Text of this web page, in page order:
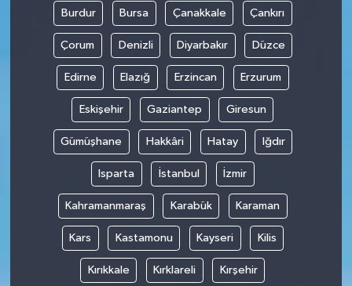
Burdur Bursa Çanakkale Çankırı
Çorum Denizli Diyarbakır Düzce
Edirne Elazığ Erzincan Erzurum
Eskişehir Gaziantep Giresun
Gümüşhane Hakkâri Hatay Iğdır
Isparta İstanbul İzmir
Kahramanmaraş Karabük Karaman
Kars Kastamonu Kayseri Kilis
Kırıkkale Kırklareli Kırşehir